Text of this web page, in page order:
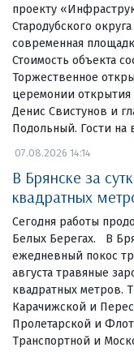
проекту
Стародубского
современная
Стоимость объекта
Торжественное
церемонии открытия
Денис Свистунов и
Подольный. Гости на
07.08.2026 14:14
В Брянске за
квадратных
Сегодня работы
Белых Берегах. В
ежедневный покос
августа травяные
квадратных метров.
Карачижской и
Пролетарской и
Транспортной и